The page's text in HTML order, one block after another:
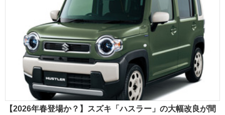
【2026年春登場か？】スズキ「ハスラー」の大幅改良が間